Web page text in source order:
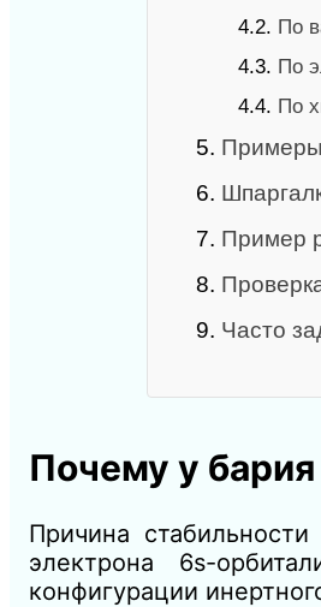
4.2. По
4.3. По
4.4. По
5. Примеры
6.
7. Пример
8.
9. Часто
Почему у
Причина
электрона 6s-
конфигурации